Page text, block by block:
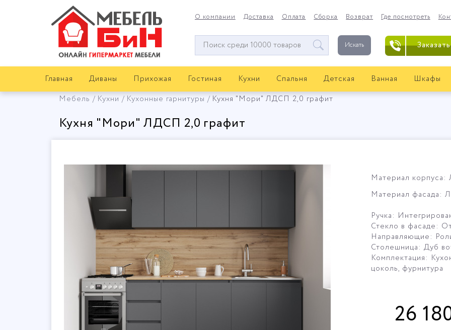
О компании Доставка Оплата Сборка Возврат Где посмотреть
Окно
поиска
Искать
Главная Диваны Прихожая Гостиная Кухни Спальня Детская Ванная
Шкафы
Мебель
Кухни Кухонные гарнитуры Кухня "Мори" ЛДСП 2,0 графит
Кухня "Мори" ЛДСП 2,0 графит
Материал
Материал фасада:
Ручка:
Стекло в фасаде:
Направляющие:
Столешница: Дуб
Комплектация:
цоколь, фурнитура
26